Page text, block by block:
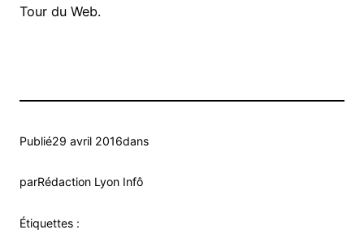
Tour du Web.
Publié29 avril 2016dans
parRédaction Lyon Infô
Étiquettes :